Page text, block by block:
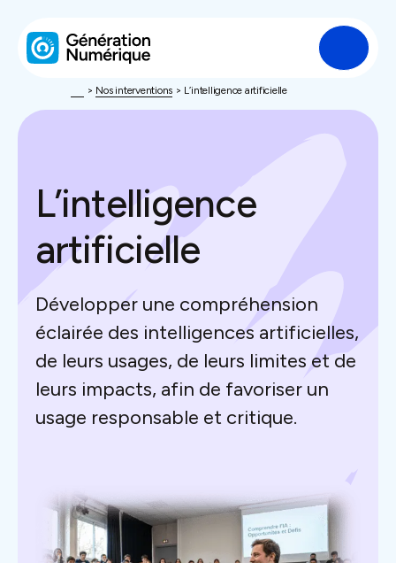
Enquêtes
Ressources
Dans la presse
Contact
> Nos interventions > L’intelligence artificielle
L’intelligence
artificielle
Développer une compréhension
éclairée des intelligences artificielles,
de leurs usages, de leurs limites et de
leurs impacts, afin de favoriser un
usage responsable et critique.